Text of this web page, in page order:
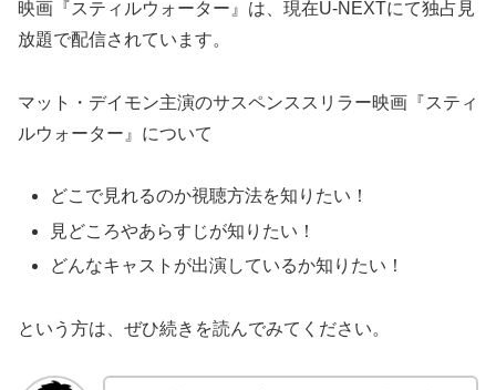
映画『スティルウォーター』は、現在U-NEXTにて独占見
放題で配信されています。
マット・デイモン主演のサスペンススリラー映画『スティ
ルウォーター』について
どこで見れるのか視聴方法を知りたい！
見どころやあらすじが知りたい！
どんなキャストが出演しているか知りたい！
という方は、ぜひ続きを読んでみてください。